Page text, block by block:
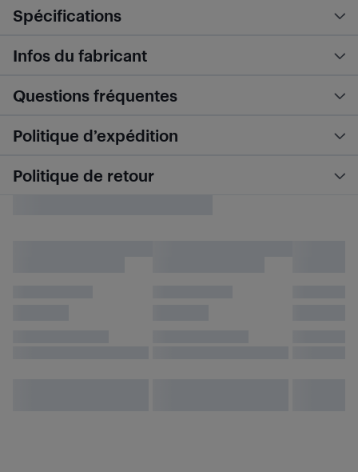
Spécifications
Infos du fabricant
Questions fréquentes
Politique d’expédition
Politique de retour